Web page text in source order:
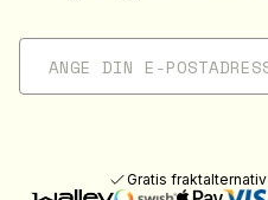
Gratis fraktalternativ